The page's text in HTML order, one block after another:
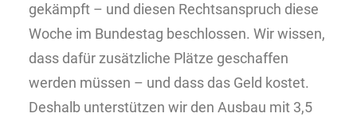
gekämpft – und diesen Rechtsanspruch diese
Woche im Bundestag beschlossen. Wir wissen,
dass dafür zusätzliche Plätze geschaffen
werden müssen – und dass das Geld kostet.
Deshalb unterstützen wir den Ausbau mit 3,5